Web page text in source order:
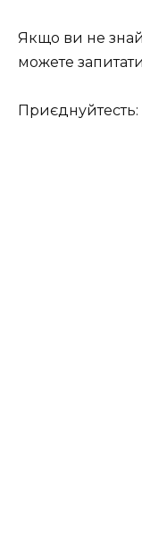
Якщо ви не
можете
Приєднуйтесть: